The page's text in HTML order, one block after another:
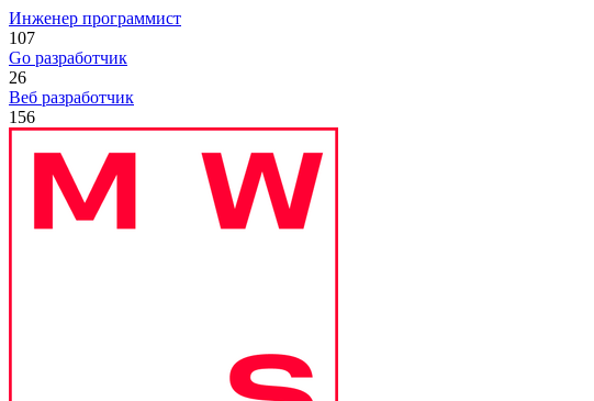
Инженер программист
107
Go разработчик
26
Веб разработчик
156